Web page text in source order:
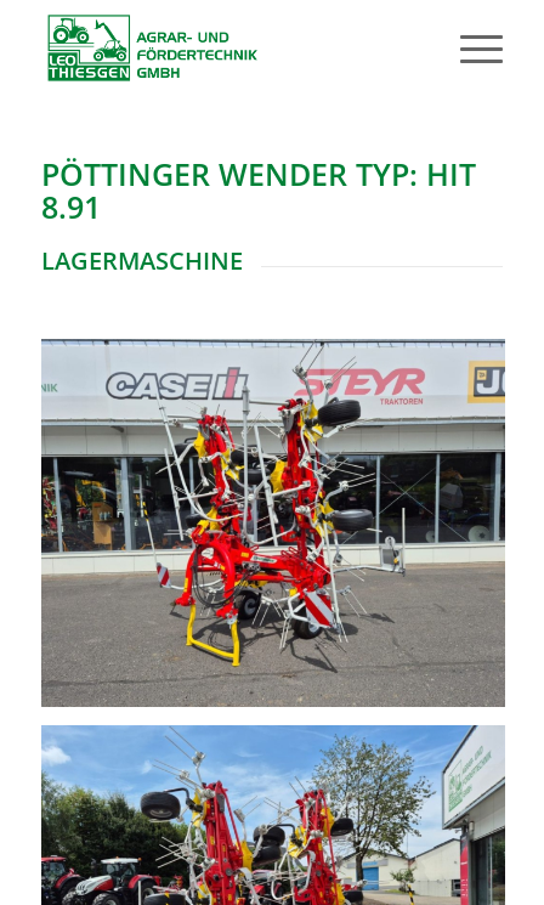
PÖTTINGER WENDER TYP: HIT
8.91
LAGERMASCHINE